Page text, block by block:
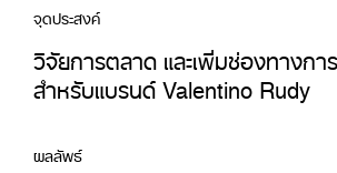
จุดประสงค์
วิจัยการตลาด และเพิ่มช่องทางก
สำหรับแบรนด์ Valentino Rudy
ผลลัพธ์